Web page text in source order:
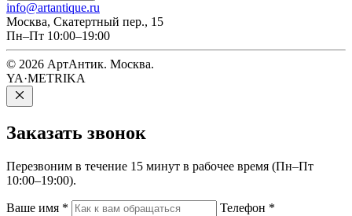
info@artantique.ru
Москва, Скатертный пер., 15
Пн–Пт 10:00–19:00
© 2026 АртАнтик. Москва.
YA·METRIKA
Заказать звонок
Перезвоним в течение 15 минут в рабочее время (Пн–Пт
10:00–19:00).
Ваше имя * Телефон *